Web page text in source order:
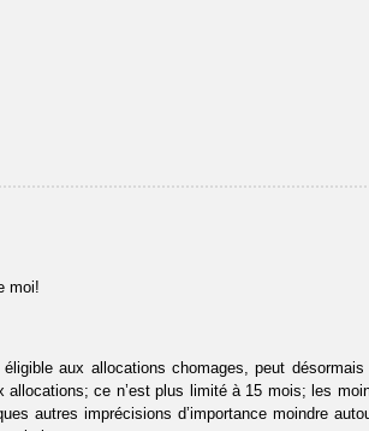
moi!
aux allocations chomages, peut
allocations; ce n’est plus limité à 15 mois; les
autres imprécisions d’importance moindre